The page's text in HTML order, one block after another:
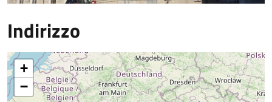
Indirizzo
+
−